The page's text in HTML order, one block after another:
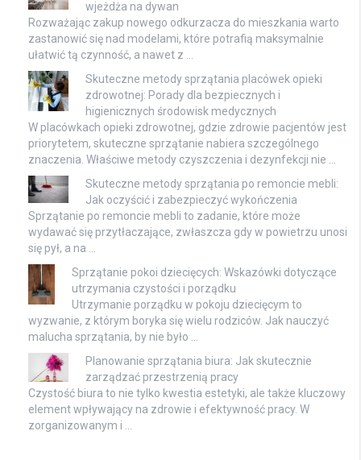
wjeżdża na dywan
Rozważając zakup nowego odkurzacza do mieszkania warto
zastanowić się nad modelami, które potrafią maksymalnie
ułatwić tą czynność, a nawet z …
Skuteczne metody sprzątania placówek opieki
zdrowotnej: Porady dla bezpiecznych i
higienicznych środowisk medycznych
W placówkach opieki zdrowotnej, gdzie zdrowie pacjentów jest
priorytetem, skuteczne sprzątanie nabiera szczególnego
znaczenia. Właściwe metody czyszczenia i dezynfekcji nie …
Skuteczne metody sprzątania po remoncie mebli:
Jak oczyścić i zabezpieczyć wykończenia
Sprzątanie po remoncie mebli to zadanie, które może
wydawać się przytłaczające, zwłaszcza gdy w powietrzu unosi
się pył, a na …
Sprzątanie pokoi dziecięcych: Wskazówki dotyczące
utrzymania czystości i porządku
Utrzymanie porządku w pokoju dziecięcym to
wyzwanie, z którym boryka się wielu rodziców. Jak nauczyć
malucha sprzątania, by nie było …
Planowanie sprzątania biura: Jak skutecznie
zarządzać przestrzenią pracy
Czystość biura to nie tylko kwestia estetyki, ale także kluczowy
element wpływający na zdrowie i efektywność pracy. W
zorganizowanym i …